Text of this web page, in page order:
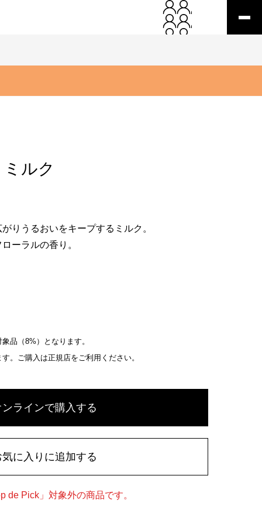
ルク
りうるおいをキープするミルク。
ーラルの香り。
品（8%）となります。
。ご購入は正規店をご利用ください。
ンラインで購入する
気に入りに追加する
de Pick」対象外の商品です。